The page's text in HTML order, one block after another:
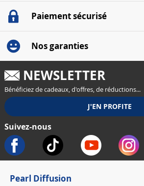
Paiement sécurisé
Nos garanties
NEWSLETTER
Bénéficiez de cadeaux, d'offres, de réductions...
Suivez-nous
Pearl Diffusion